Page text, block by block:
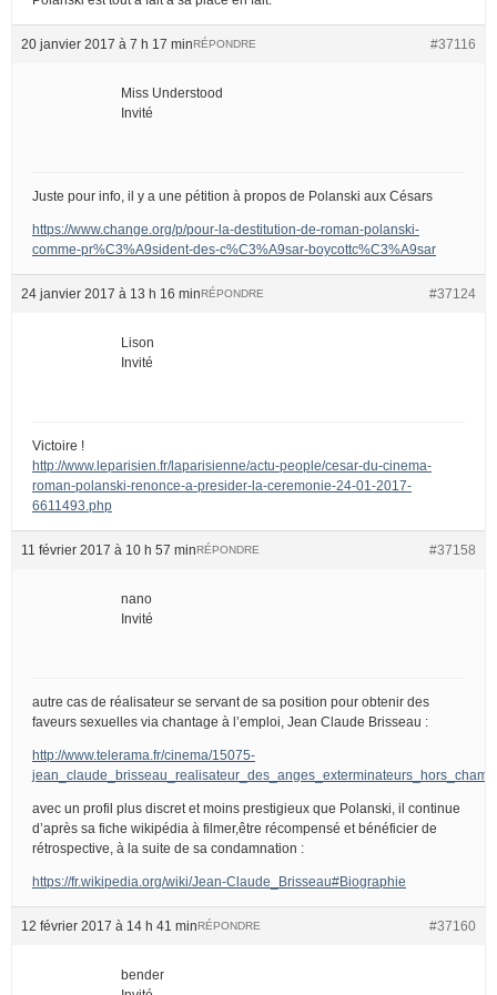
20 janvier 2017 à 7 h 17 min #37116
RÉPONDRE
Miss Understood
Invité
Juste pour info, il y a une pétition à propos de Polanski aux Césars
https://www.change.org/p/pour-la-destitution-de-roman-polanski-
comme-pr%C3%A9sident-des-c%C3%A9sar-boycottc%C3%A9sar
24 janvier 2017 à 13 h 16 min #37124
RÉPONDRE
Lison
Invité
Victoire !
http://www.leparisien.fr/laparisienne/actu-people/cesar-du-cinema-
roman-polanski-renonce-a-presider-la-ceremonie-24-01-2017-
6611493.php
11 février 2017 à 10 h 57 min #37158
RÉPONDRE
nano
Invité
autre cas de réalisateur se servant de sa position pour obtenir des
faveurs sexuelles via chantage à l’emploi, Jean Claude Brisseau :
http://www.telerama.fr/cinema/15075-
avec un profil plus discret et moins prestigieux que Polanski, il continue
d’après sa fiche wikipédia à filmer,être récompensé et bénéficier de
rétrospective, à la suite de sa condamnation :
https://fr.wikipedia.org/wiki/Jean-Claude_Brisseau#Biographie
12 février 2017 à 14 h 41 min #37160
RÉPONDRE
bender